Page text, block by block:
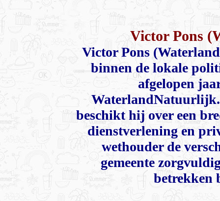
Victor Pons
Victor Pons
binnen de lokale
afgelopen
beschikt hij over een
dienstverlening en
wethouder de
gemeente
betrekken